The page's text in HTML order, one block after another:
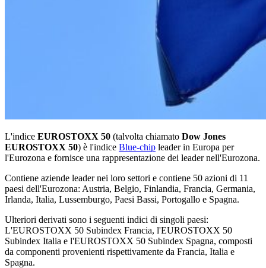
L'indice EUROSTOXX 50 (talvolta chiamato Dow Jones
EUROSTOXX 50) è l'indice Blue-chip leader in Europa per
l'Eurozona e fornisce una rappresentazione dei leader nell'Eurozona.
Contiene aziende leader nei loro settori e contiene 50 azioni di 11
paesi dell'Eurozona: Austria, Belgio, Finlandia, Francia, Germania,
Irlanda, Italia, Lussemburgo, Paesi Bassi, Portogallo e Spagna.
Ulteriori derivati sono i seguenti indici di singoli paesi:
L'EUROSTOXX 50 Subindex Francia, l'EUROSTOXX 50
Subindex Italia e l'EUROSTOXX 50 Subindex Spagna, composti
da componenti provenienti rispettivamente da Francia, Italia e
Spagna.